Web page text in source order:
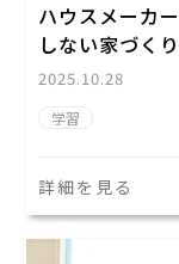
ハウスメーカ
しない家づく
2025.10.28
学習
詳細を見る